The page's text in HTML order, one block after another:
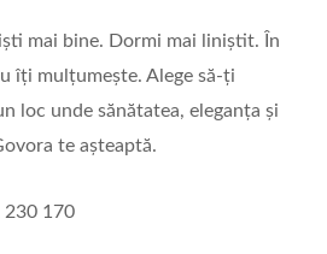
mai bine. Dormi mai liniștit. În
îți mulțumește. Alege să-ți
loc unde sănătatea, eleganța și
te așteaptă.
230 170